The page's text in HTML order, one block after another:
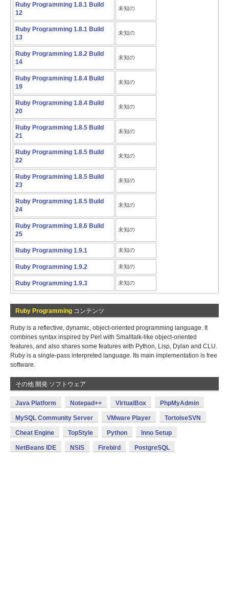
Ruby Programming 1.8.1 Build
12
未知の
Ruby Programming 1.8.1 Build
13
未知の
Ruby Programming 1.8.2 Build
14
未知の
Ruby Programming 1.8.4 Build
19
未知の
Ruby Programming 1.8.4 Build
20
未知の
Ruby Programming 1.8.5 Build
21
未知の
Ruby Programming 1.8.5 Build
22
未知の
Ruby Programming 1.8.5 Build
23
未知の
Ruby Programming 1.8.5 Build
24
未知の
Ruby Programming 1.8.6 Build
25
未知の
Ruby Programming 1.9.1 未知の
Ruby Programming 1.9.2 未知の
Ruby Programming 1.9.3 未知の
Ruby Programming コンテンツ
Ruby is a reflective, dynamic, object-oriented programming language. It
combines syntax inspired by Perl with Smalltalk-like object-oriented
features, and also shares some features with Python, Lisp, Dylan and CLU.
Ruby is a single-pass interpreted language. Its main implementation is free
software.
その他 開発 ソフトウェア
Java Platform Notepad++ VirtualBox PhpMyAdmin
MySQL Community Server VMware Player TortoiseSVN
Cheat Engine TopStyle Python Inno Setup
NetBeans IDE NSIS Firebird PostgreSQL